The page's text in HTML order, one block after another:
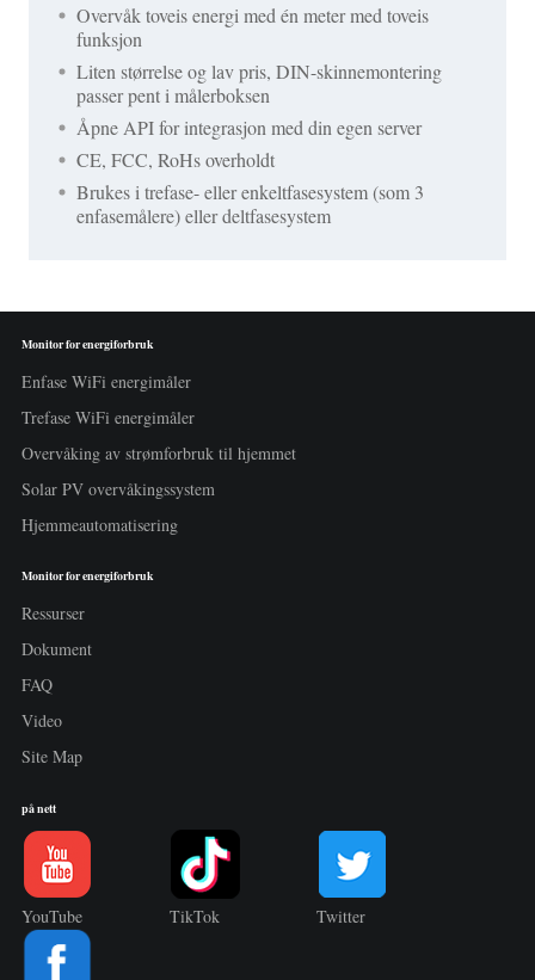
Overvåk toveis energi med én meter med toveis
funksjon
Liten størrelse og lav pris, DIN-skinnemontering
passer pent i målerboksen
Åpne API for integrasjon med din egen server
CE, FCC, RoHs overholdt
Brukes i trefase- eller enkeltfasesystem (som 3
enfasemålere) eller deltfasesystem
Monitor for energiforbruk
Enfase WiFi energimåler
Trefase WiFi energimåler
Overvåking av strømforbruk til hjemmet
Solar PV overvåkingssystem
Hjemmeautomatisering
Monitor for energiforbruk
Ressurser
Dokument
FAQ
Video
Site Map
på nett
YouTube TikTok Twitter